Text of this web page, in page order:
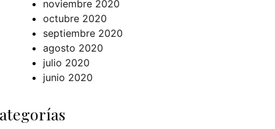
noviembre 2020
octubre 2020
septiembre 2020
agosto 2020
julio 2020
junio 2020